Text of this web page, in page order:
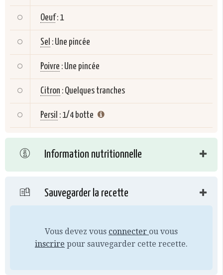
Oeuf : 1
Sel : Une pincée
Poivre : Une pincée
Citron : Quelques tranches
Persil : 1/4 botte
Information nutritionnelle
Sauvegarder la recette
Vous devez vous connecter ou vous
inscrire pour sauvegarder cette recette.